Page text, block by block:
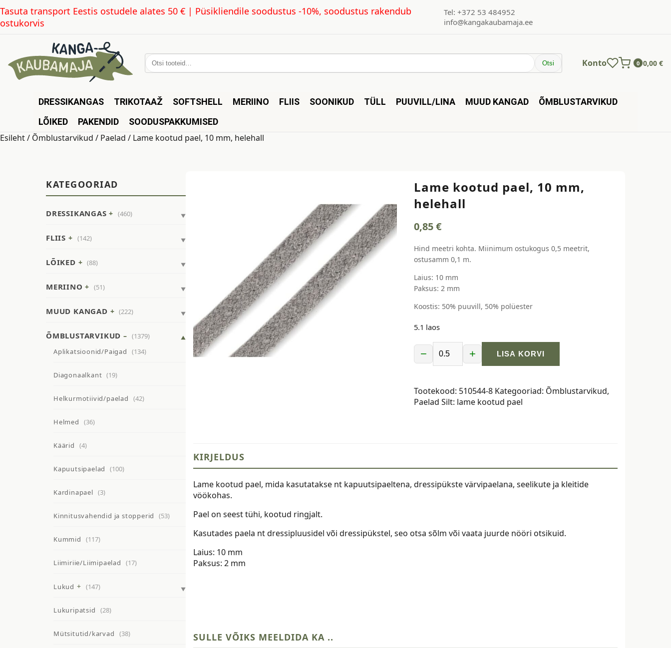
Tasuta transport Eestis ostudele alates 50 € | Püsikliendile soodustus -10%, soodustus rakendub
ostukorvis
Tel: +372 53 484952
info@kangakaubamaja.ee
Otsi: Otsi Konto 0 0,00 €
DRESSIKANGAS TRIKOTAAŽ SOFTSHELL MERIINO FLIIS SOONIKUD TÜLL PUUVILL/LINA MUUD KANGAD
ÕMBLUSTARVIKUD
LÕIKED
PAKENDID SOODUSPAKKUMISED
Esileht/ Õmblustarvikud / Paelad / Lame kootud pael, 10 mm, helehall
KATEGOORIAD
DRESSIKANGAS (460)
FLIIS (142)
LÕIKED (88)
MERIINO (51)
MUUD KANGAD (222)
ÕMBLUSTARVIKUD
(1379)
Aplikatsioonid/Paigad
(134)
Diagonaalkant (19)
Helkurmotiivid/paelad (42)
Helmed (36)
Käärid (4)
Kapuutsipaelad (100)
Kardinapael (3)
Kinnitusvahendid ja stopperid (53)
Kummid (117)
Liimiriie/Liimipaelad (17)
Lukud (147)
Lukuripatsid (28)
Mütsitutid/karvad (38)
Lame kootud pael, 10 mm,
helehall
0,85€
Hind meetri kohta. Miinimum ostukogus 0,5 meetrit,
ostusamm 0,1 m.
Laius: 10 mm
Paksus: 2 mm
Koostis: 50% puuvill, 50% polüester
5.1 laos
−
kootud
10
mm,
+ LISA KORVI
Tootekood: 510544-8 Kategooriad: Õmblustarvikud,
Paelad Silt: lame kootud pael
KIRJELDUS
Lame kootud pael, mida kasutatakse nt kapuutsipaeltena, dressipükste värvipaelana, seelikute ja kleitide
vöökohas.
Pael on seest tühi, kootud ringjalt.
Kasutades paela nt dressipluusidel või dressipükstel, seo otsa sõlm või vaata juurde nööri otsikuid.
Laius: 10 mm
Paksus: 2 mm
SULLE VÕIKS MEELDIDA KA ..